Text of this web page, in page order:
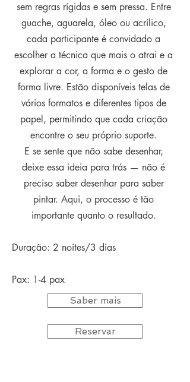
sem regras rígidas e sem pressa. Entre
guache, aguarela, óleo ou acrílico,
cada participante é convidado a
escolher a técnica que mais o atrai e a
explorar a cor, a forma e o gesto de
forma livre. Estão disponíveis telas de
vários formatos e diferentes tipos de
papel, permitindo que cada criação
encontre o seu próprio suporte.
E se sente que não sabe desenhar,
deixe essa ideia para trás — não é
preciso saber desenhar para saber
pintar. Aqui, o processo é tão
importante quanto o resultado.
Duração: 2 noites/3 dias
Pax: 1-4 pax​
Saber mais
Reservar